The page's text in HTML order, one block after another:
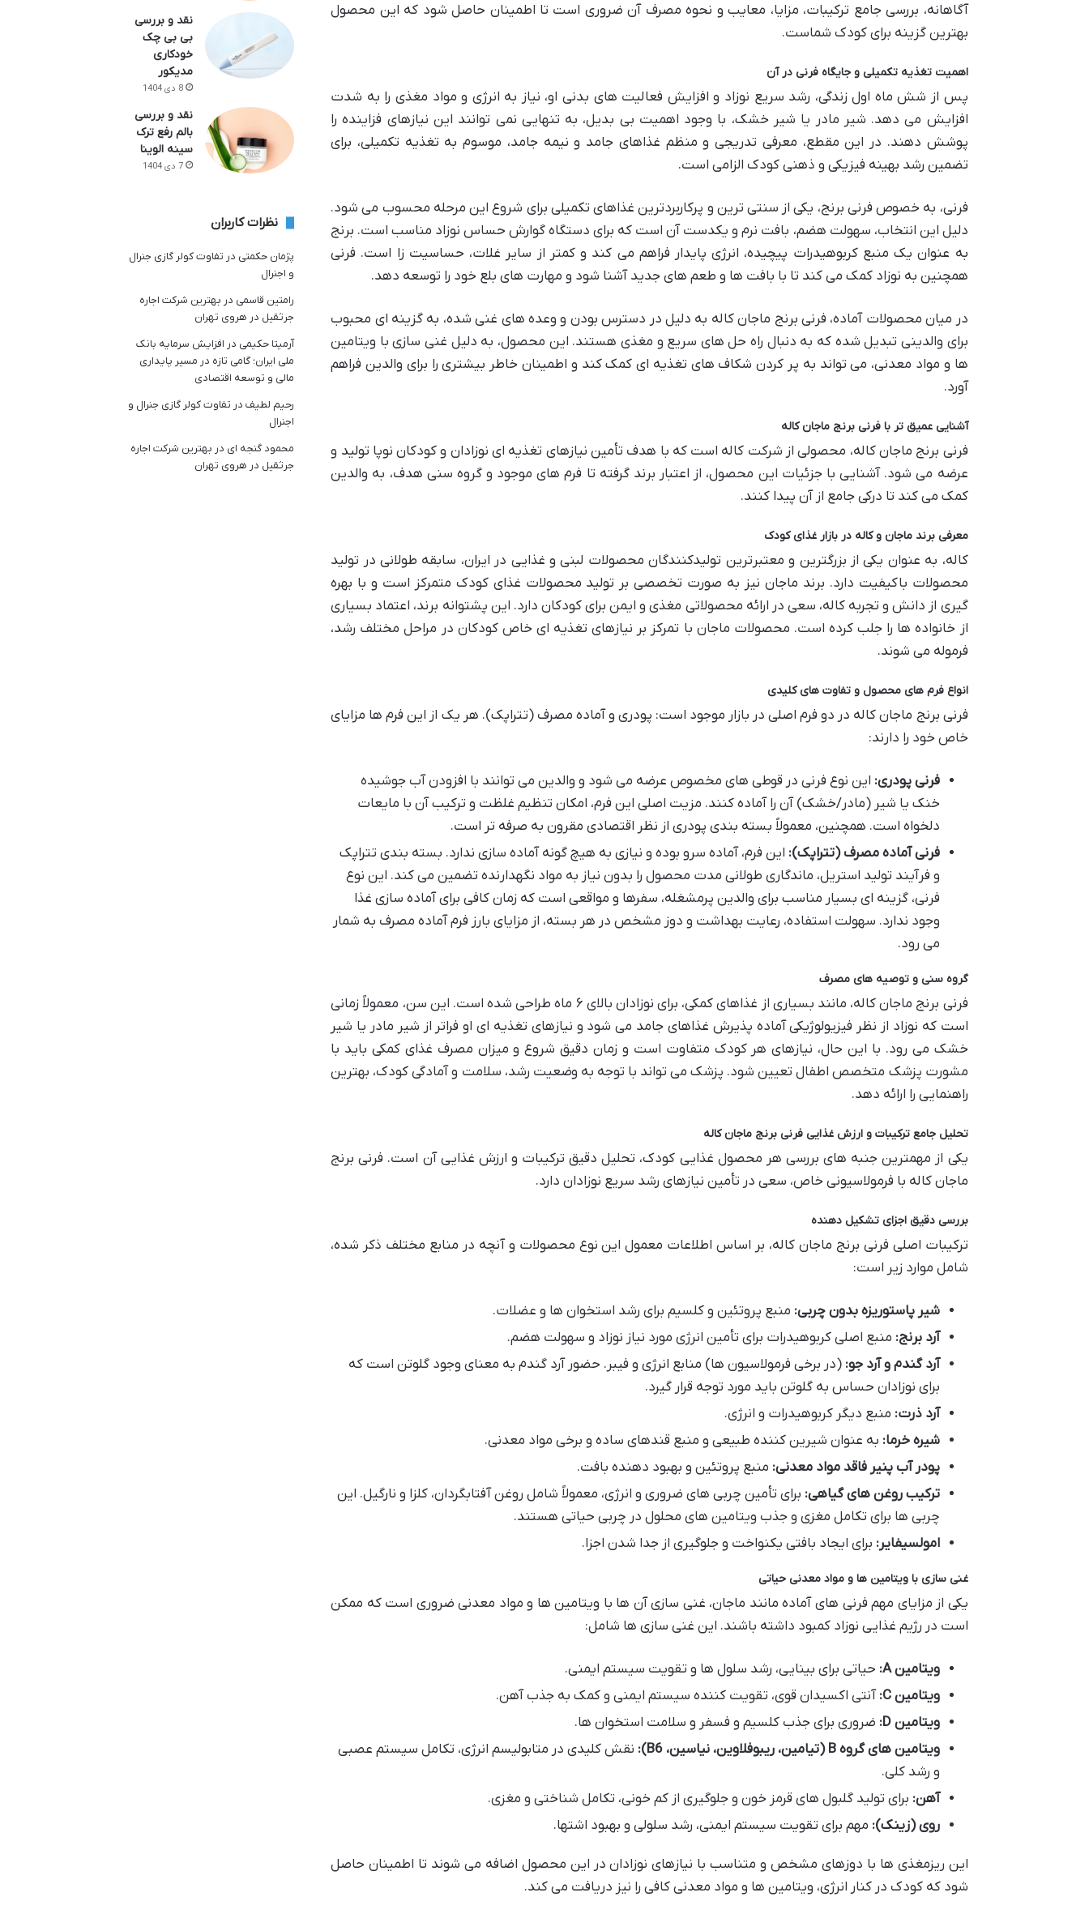
آگاهانه، بررسی جامع ترکیبات، مزایا، معایب و نحوه مصرف آن ضروری است تا اطمینان حاصل شود که این محصول
بهترین گزینه برای کودک شماست.
اهمیت تغذیه تکمیلی و جایگاه فرنی در آن
پس از شش ماه اول زندگی، رشد سریع نوزاد و افزایش فعالیت های بدنی او، نیاز به انرژی و مواد مغذی را به شدت
افزایش می دهد. شیر مادر یا شیر خشک، با وجود اهمیت بی بدیل، به تنهایی نمی توانند این نیازهای فزاینده را
پوشش دهند. در این مقطع، معرفی تدریجی و منظم غذاهای جامد و نیمه جامد، موسوم به تغذیه تکمیلی، برای
تضمین رشد بهینه فیزیکی و ذهنی کودک الزامی است.
فرنی، به خصوص فرنی برنج، یکی از سنتی ترین و پرکاربردترین غذاهای تکمیلی برای شروع این مرحله محسوب می شود.
دلیل این انتخاب، سهولت هضم، بافت نرم و یکدست آن است که برای دستگاه گوارش حساس نوزاد مناسب است. برنج
به عنوان یک منبع کربوهیدرات پیچیده، انرژی پایدار فراهم می کند و کمتر از سایر غلات، حساسیت زا است. فرنی
همچنین به نوزاد کمک می کند تا با بافت ها و طعم های جدید آشنا شود و مهارت های بلع خود را توسعه دهد.
در میان محصولات آماده، فرنی برنج ماجان کاله به دلیل در دسترس بودن و وعده های غنی شده، به گزینه ای محبوب
برای والدینی تبدیل شده که به دنبال راه حل های سریع و مغذی هستند. این محصول، به دلیل غنی سازی با ویتامین
ها و مواد معدنی، می تواند به پر کردن شکاف های تغذیه ای کمک کند و اطمینان خاطر بیشتری را برای والدین فراهم
آورد.
آشنایی عمیق تر با فرنی برنج ماجان کاله
فرنی برنج ماجان کاله، محصولی از شرکت کاله است که با هدف تأمین نیازهای تغذیه ای نوزادان و کودکان نوپا تولید و
عرضه می شود. آشنایی با جزئیات این محصول، از اعتبار برند گرفته تا فرم های موجود و گروه سنی هدف، به والدین
کمک می کند تا درکی جامع از آن پیدا کنند.
معرفی برند ماجان و کاله در بازار غذای کودک
کاله، به عنوان یکی از بزرگترین و معتبرترین تولیدکنندگان محصولات لبنی و غذایی در ایران، سابقه طولانی در تولید
محصولات باکیفیت دارد. برند ماجان نیز به صورت تخصصی بر تولید محصولات غذای کودک متمرکز است و با بهره
گیری از دانش و تجربه کاله، سعی در ارائه محصولاتی مغذی و ایمن برای کودکان دارد. این پشتوانه برند، اعتماد بسیاری
از خانواده ها را جلب کرده است. محصولات ماجان با تمرکز بر نیازهای تغذیه ای خاص کودکان در مراحل مختلف رشد،
فرموله می شوند.
انواع فرم های محصول و تفاوت های کلیدی
فرنی برنج ماجان کاله در دو فرم اصلی در بازار موجود است: پودری و آماده مصرف (تتراپک). هر یک از این فرم ها مزایای
خاص خود را دارند:
فرنی پودری: این نوع فرنی در قوطی های مخصوص عرضه می شود و والدین می توانند با افزودن آب جوشیده
خنک یا شیر (مادر/خشک) آن را آماده کنند. مزیت اصلی این فرم، امکان تنظیم غلظت و ترکیب آن با مایعات
دلخواه است. همچنین، معمولاً بسته بندی پودری از نظر اقتصادی مقرون به صرفه تر است.
فرنی آماده مصرف (تتراپک): این فرم، آماده سرو بوده و نیازی به هیچ گونه آماده سازی ندارد. بسته بندی تتراپک
و فرآیند تولید استریل، ماندگاری طولانی مدت محصول را بدون نیاز به مواد نگهدارنده تضمین می کند. این نوع
فرنی، گزینه ای بسیار مناسب برای والدین پرمشغله، سفرها و مواقعی است که زمان کافی برای آماده سازی غذا
وجود ندارد. سهولت استفاده، رعایت بهداشت و دوز مشخص در هر بسته، از مزایای بارز فرم آماده مصرف به شمار
می رود.
گروه سنی و توصیه های مصرف
فرنی برنج ماجان کاله، مانند بسیاری از غذاهای کمکی، برای نوزادان بالای ۶ ماه طراحی شده است. این سن، معمولاً زمانی
است که نوزاد از نظر فیزیولوژیکی آماده پذیرش غذاهای جامد می شود و نیازهای تغذیه ای او فراتر از شیر مادر یا شیر
خشک می رود. با این حال، نیازهای هر کودک متفاوت است و زمان دقیق شروع و میزان مصرف غذای کمکی باید با
مشورت پزشک متخصص اطفال تعیین شود. پزشک می تواند با توجه به وضعیت رشد، سلامت و آمادگی کودک، بهترین
راهنمایی را ارائه دهد.
تحلیل جامع ترکیبات و ارزش غذایی فرنی برنج ماجان کاله
یکی از مهمترین جنبه های بررسی هر محصول غذایی کودک، تحلیل دقیق ترکیبات و ارزش غذایی آن است. فرنی برنج
ماجان کاله با فرمولاسیونی خاص، سعی در تأمین نیازهای رشد سریع نوزادان دارد.
بررسی دقیق اجزای تشکیل دهنده
ترکیبات اصلی فرنی برنج ماجان کاله، بر اساس اطلاعات معمول این نوع محصولات و آنچه در منابع مختلف ذکر شده،
شامل موارد زیر است:
شیر پاستوریزه بدون چربی: منبع پروتئین و کلسیم برای رشد استخوان ها و عضلات.
آرد برنج: منبع اصلی کربوهیدرات برای تأمین انرژی مورد نیاز نوزاد و سهولت هضم.
آرد گندم و آرد جو: (در برخی فرمولاسیون ها) منابع انرژی و فیبر. حضور آرد گندم به معنای وجود گلوتن است که
برای نوزادان حساس به گلوتن باید مورد توجه قرار گیرد.
آرد ذرت: منبع دیگر کربوهیدرات و انرژی.
شیره خرما: به عنوان شیرین کننده طبیعی و منبع قندهای ساده و برخی مواد معدنی.
پودر آب پنیر فاقد مواد معدنی: منبع پروتئین و بهبود دهنده بافت.
ترکیب روغن های گیاهی: برای تأمین چربی های ضروری و انرژی، معمولاً شامل روغن آفتابگردان، کلزا و نارگیل. این
چربی ها برای تکامل مغزی و جذب ویتامین های محلول در چربی حیاتی هستند.
امولسیفایر: برای ایجاد بافتی یکنواخت و جلوگیری از جدا شدن اجزا.
غنی سازی با ویتامین ها و مواد معدنی حیاتی
یکی از مزایای مهم فرنی های آماده مانند ماجان، غنی سازی آن ها با ویتامین ها و مواد معدنی ضروری است که ممکن
است در رژیم غذایی نوزاد کمبود داشته باشند. این غنی سازی ها شامل:
ویتامین A:
حیاتی برای بینایی، رشد سلول ها و تقویت سیستم ایمنی.
ویتامین C:
آنتی اکسیدان قوی، تقویت کننده سیستم ایمنی و کمک به جذب آهن.
ویتامین D:
ضروری برای جذب کلسیم و فسفر و سلامت استخوان ها.
ویتامین های گروه B (تیامین، ریبوفلاوین، نیاسین، B6):
نقش کلیدی در متابولیسم انرژی، تکامل سیستم عصبی
و رشد کلی.
آهن: برای تولید گلبول های قرمز خون و جلوگیری از کم خونی، تکامل شناختی و مغزی.
روی (زینک): مهم برای تقویت سیستم ایمنی، رشد سلولی و بهبود اشتها.
این ریزمغذی ها با دوزهای مشخص و متناسب با نیازهای نوزادان در این محصول اضافه می شوند تا اطمینان حاصل
شود که کودک در کنار انرژی، ویتامین ها و مواد معدنی کافی را نیز دریافت می کند.
نقد و بررسی
بی بی چک
خودکاری
مدیکور
8 دی 1404
نقد و بررسی
بالم رفع ترک
سینه الوینا
7 دی 1404
نظرات کاربران
پژمان حکمتی در تفاوت کولر گازی جنرال
و اجنرال
رامتین قاسمی در بهترین شرکت اجاره
جرثقیل در هروی تهران
آرمیتا حکیمی در افزایش سرمایه بانک
ملی ایران؛ گامی تازه در مسیر پایداری
مالی و توسعه اقتصادی
رحیم لطیفدر تفاوت کولر گازی جنرال و
اجنرال
محمود گنجه ای در بهترین شرکت اجاره
جرثقیل در هروی تهران